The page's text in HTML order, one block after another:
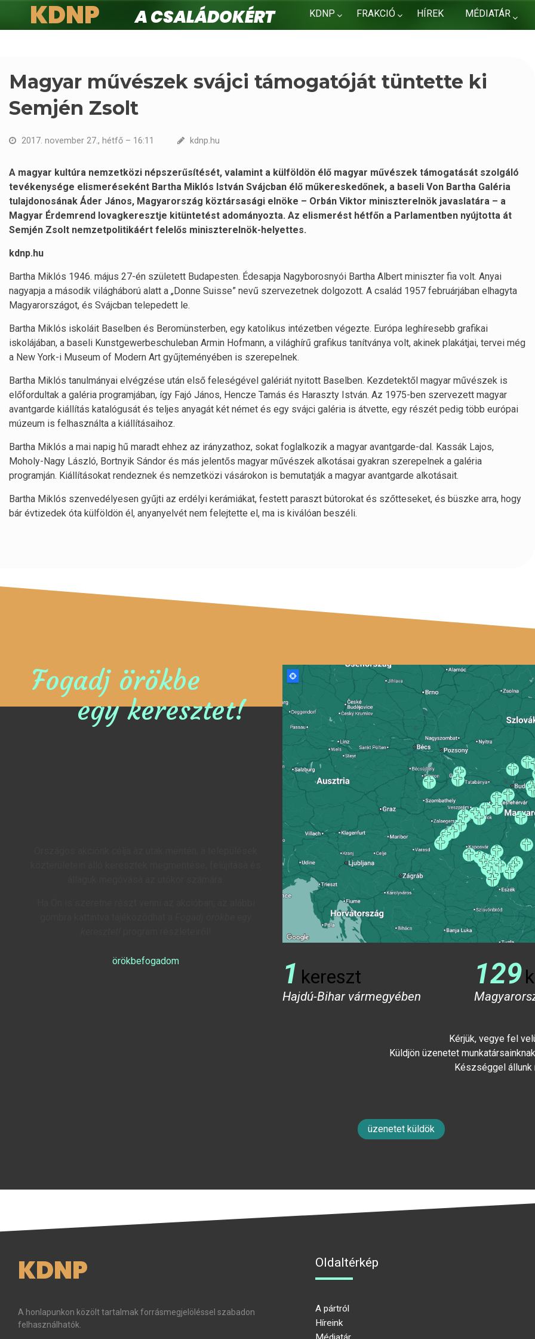
KDNP FRAKCIÓ HÍREK MÉDIATÁR
KDNP
A családokért.
Magyar művészek svájci támogatóját tüntette ki
Semjén Zsolt
2017. november 27., hétfő – 16:11 kdnp.hu
A magyar kultúra nemzetközi népszerűsítését, valamint a külföldön élő magyar művészek támogatását szolgáló
tevékenysége elismeréseként Bartha Miklós István Svájcban élő műkereskedőnek, a baseli Von Bartha Galéria
tulajdonosának Áder János, Magyarország köztársasági elnöke – Orbán Viktor miniszterelnök javaslatára – a
Magyar Érdemrend lovagkeresztje kitüntetést adományozta. Az elismerést hétfőn a Parlamentben nyújtotta át
Semjén Zsolt nemzetpolitikáért felelős miniszterelnök-helyettes.
kdnp.hu
Bartha Miklós 1946. május 27-én született Budapesten. Édesapja Nagyborosnyói Bartha Albert miniszter fia volt. Anyai
nagyapja a második világháború alatt a „Donne Suisse” nevű szervezetnek dolgozott. A család 1957 februárjában elhagyta
Magyarországot, és Svájcban telepedett le.
Bartha Miklós iskoláit Baselben és Beromünsterben, egy katolikus intézetben végezte. Európa leghíresebb grafikai
iskolájában, a baseli Kunstgewerbeschuleban Armin Hofmann, a világhírű grafikus tanítványa volt, akinek plakátjai, tervei még
a New York-i Museum of Modern Art gyűjteményében is szerepelnek.
Bartha Miklós tanulmányai elvégzése után első feleségével galériát nyitott Baselben. Kezdetektől magyar művészek is
előfordultak a galéria programjában, így Fajó János, Hencze Tamás és Haraszty István. Az 1975-ben szervezett magyar
avantgarde kiállítás katalógusát és teljes anyagát két német és egy svájci galéria is átvette, egy részét pedig több európai
múzeum is felhasználta a kiállításaihoz.
Bartha Miklós a mai napig hű maradt ehhez az irányzathoz, sokat foglalkozik a magyar avantgarde-dal. Kassák Lajos,
Moholy-Nagy László, Bortnyik Sándor és más jelentős magyar művészek alkotásai gyakran szerepelnek a galéria
programján. Kiállításokat rendeznek és nemzetközi vásárokon is bemutatják a magyar avantgarde alkotásait.
Bartha Miklós szenvedélyesen gyűjti az erdélyi kerámiákat, festett paraszt bútorokat és szőtteseket, és büszke arra, hogy
bár évtizedek óta külföldön él, anyanyelvét nem felejtette el, ma is kiválóan beszéli.
Fogadj örökbe
egy keresztet!
örökbefogadom 1 kereszt
Hajdú-Bihar vármegyében
129
Kérjük, vegye fel
Küldjön üzenetet
Készséggel
üzenetet küldök
KDNP
A honlapunkon közölt tartalmak forrásmegjelöléssel szabadon
felhasználhatók.
Oldaltérkép
A pártról
Híreink